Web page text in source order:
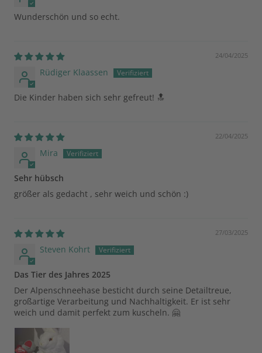
Wunderschön und so echt.
24/04/2025
Rüdiger Klaassen
Die Kinder haben sich sehr gefreut! 🔝
22/04/2025
Mira
Sehr hübsch
größer als gedacht , sehr weich und schön :)
27/03/2025
Steven Kohrt
Das Tier des Jahres 2025
Der Alpenschneehase besticht durch seine Detailtreue,
großartige Verarbeitung und Nachhaltigkeit. Er ist sehr
weich und damit perfekt zum kuscheln. 🤗